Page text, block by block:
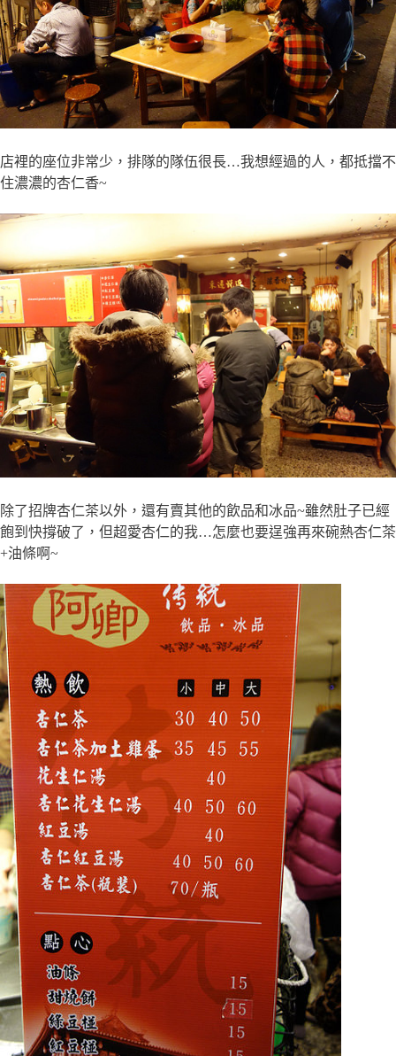
店裡的座位非常少，排隊的隊伍很長…我想經過的人，都抵擋不
住濃濃的杏仁香~
除了招牌杏仁茶以外，還有賣其他的飲品和冰品~雖然肚子已經
飽到快撐破了，但超愛杏仁的我…怎麼也要逞強再來碗熱杏仁茶
+油條啊~